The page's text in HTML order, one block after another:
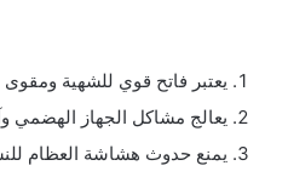
يعتبر فاتح قوي للشهية
يعالج مشاكل الجهاز الهضمي
يمنع حدوث هشاشة العظام